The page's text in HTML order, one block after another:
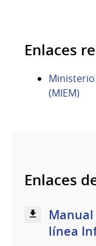
Enlaces
(MIEM)
Enlaces
línea